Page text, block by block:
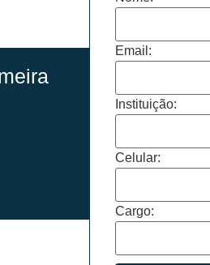
Email:
Instituição:
Celular:
Cargo: